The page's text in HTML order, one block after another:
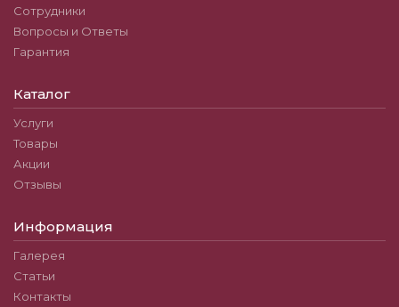
Сотрудники
Вопросы и Ответы
Гарантия
Каталог
Услуги
Товары
Акции
Отзывы
Информация
Галерея
Статьи
Контакты